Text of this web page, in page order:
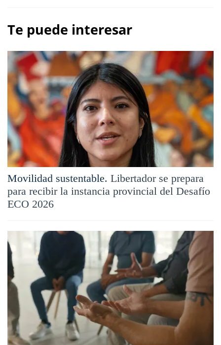
Te puede interesar
Movilidad sustentable. Libertador se prepara
para recibir la instancia provincial del Desafío
ECO 2026